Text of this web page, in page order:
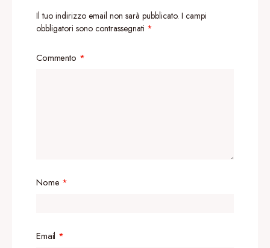
Il tuo indirizzo email non sarà pubblicato. I campi
obbligatori sono contrassegnati *
Commento *
Nome *
Email *